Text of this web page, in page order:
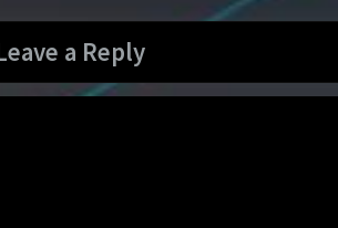
a Reply